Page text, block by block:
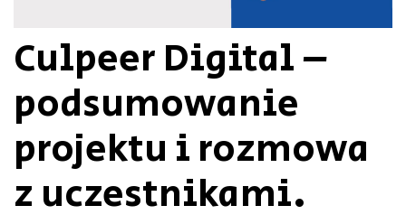
Culpeer Digital –
podsumowanie
projektu i rozmowa
z uczestnikami.